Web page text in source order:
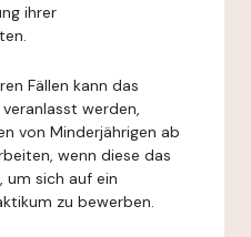
ihrer
Fällen kann das
werden,
von Minderjährigen ab
wenn diese das
um sich auf ein
zu bewerben.